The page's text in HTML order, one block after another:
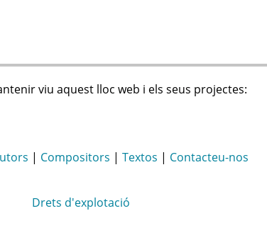
viu aquest lloc web i els seus projectes:
| Compositors | Textos | Contacteu-nos
Drets d'explotació